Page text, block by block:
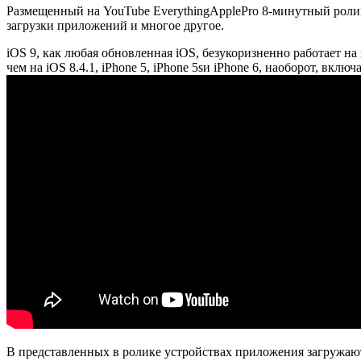
Размещенный на YouTube EverythingApplePro 8-минутный ролик
загрузки приложений и многое другое.
iOS 9, как любая обновленная iOS, безукоризненно работает
чем на iOS 8.4.1, iPhone 5, iPhone 5sи iPhone 6, наоборот,
В представленных в ролике устройствах приложения